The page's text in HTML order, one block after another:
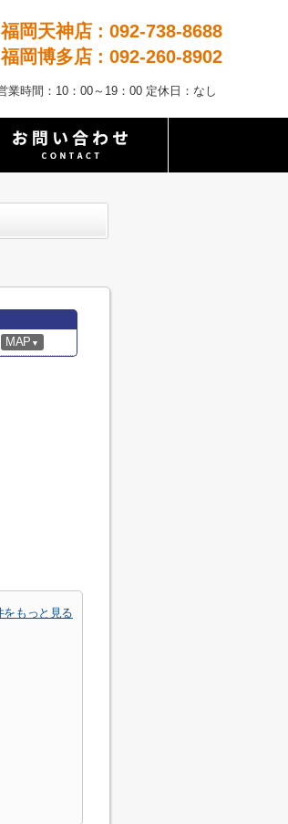
福岡天神店 : 092-738-8688
福岡博多店 : 092-260-8902
業時間：10：00～19：00 定休日：なし
MAP ▼
をもっと見る